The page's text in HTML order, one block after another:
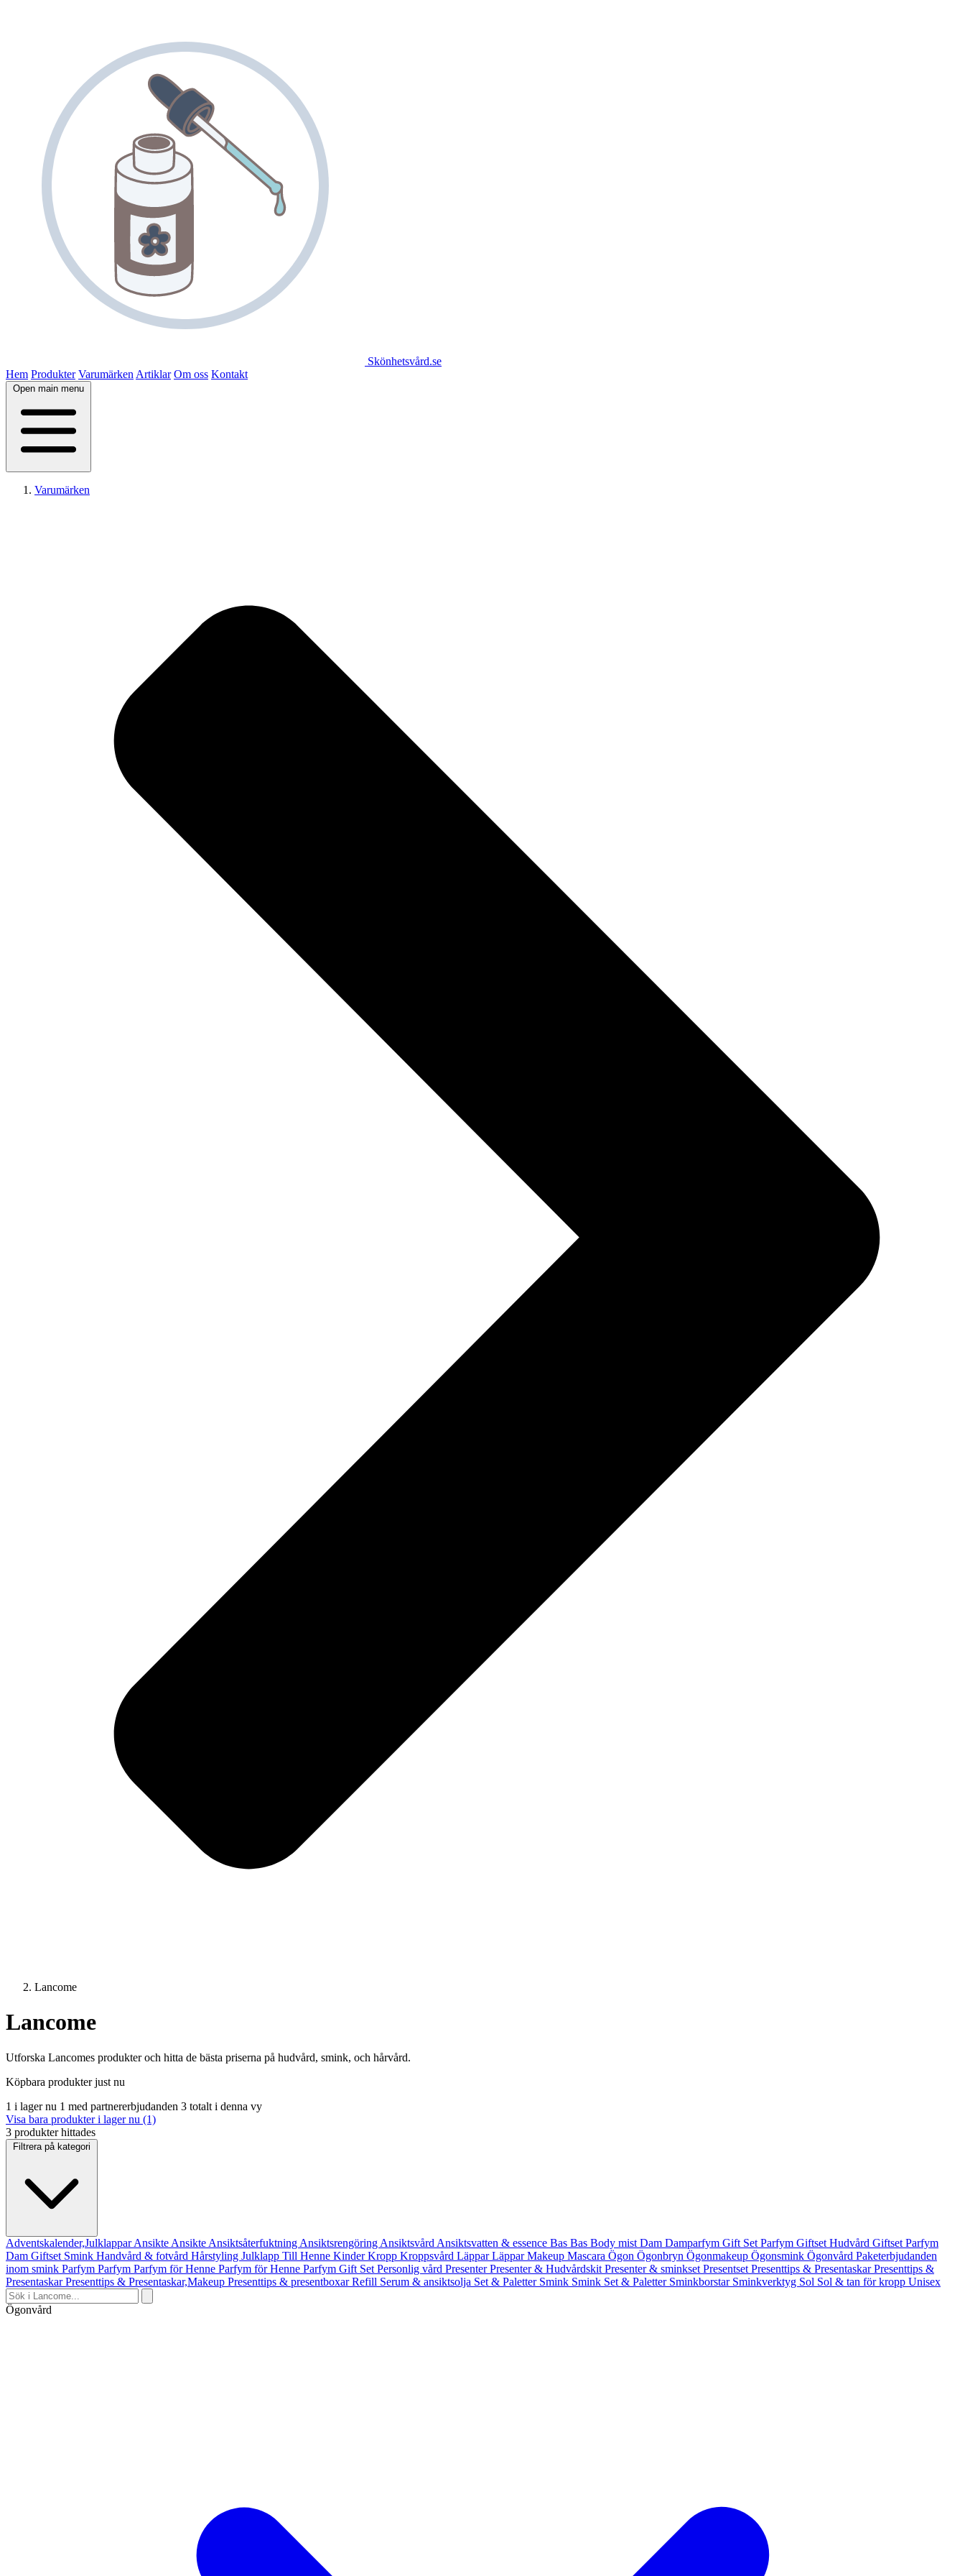
Skönhetsvård.se
Hem Produkter Varumärken Artiklar Om oss Kontakt
Open main menu
Varumärken
Lancome
Lancome
Utforska Lancomes produkter och hitta de bästa priserna på hudvård, smink, och hårvård.
Köpbara produkter just nu
1 i lager nu 1 med partnererbjudanden 3 totalt i denna vy
Visa bara produkter i lager nu (1)
3 produkter hittades
Filtrera på kategori
Adventskalender,JulklapparAnsikte Ansikte Ansiktsåterfuktning Ansiktsrengöring Ansiktsvård Ansiktsvatten & essence Bas Bas Body mist Dam Damparfym Gift Set Parfym Giftset Hudvård Giftset Parfym
Dam Giftset Smink Handvård & fotvård Hårstyling Julklapp Till Henne KinderKropp Kroppsvård LäpparLäpparMakeup Mascara Ögon Ögonbryn Ögonmakeup Ögonsmink Ögonvård Paketerbjudanden
inom smink Parfym Parfym Parfym för Henne Parfym för Henne Parfym Gift Set Personlig vård PresenterPresenter & Hudvårdskit Presenter & sminkset Presentset Presenttips & PresentaskarPresenttips &
PresentaskarPresenttips & Presentaskar,Makeup Presenttips & presentboxarRefill Serum & ansiktsolja Set & Paletter Smink Smink Set & Paletter Sminkborstar Sminkverktyg Sol Sol & tan för kropp Unisex
Ögonvård